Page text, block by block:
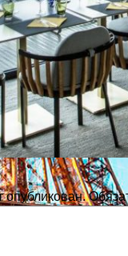
опубликован.